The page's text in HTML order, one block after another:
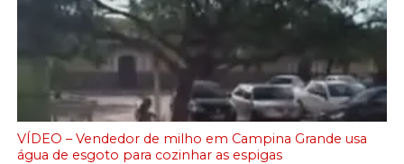
VÍDEO – Vendedor de milho em Campina Grande usa
água de esgoto para cozinhar as espigas